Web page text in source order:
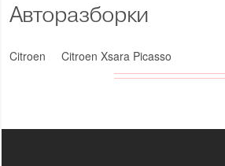
Авторазборки
Citroen Citroen Xsara Picasso